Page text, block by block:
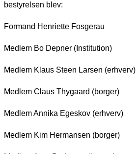
bestyrelsen blev:
Formand Henriette Fosgerau
Medlem Bo Depner (Institution)
Medlem Klaus Steen Larsen (erhverv)
Medlem Claus Thygaard (borger)
Medlem Annika Egeskov (erhverv)
Medlem Kim Hermansen (borger)